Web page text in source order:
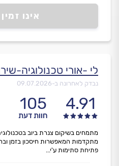
אינו
לי -אורי טכנולוגיה-
נבדק לאחרונה ב-09.07.2026
4.91
105
חוות דעת
מתמחים בשיקום צנרת ביוב
מתקדמות המאפשרות חיסכון בזמן
פתיחת סתימות ע'י...